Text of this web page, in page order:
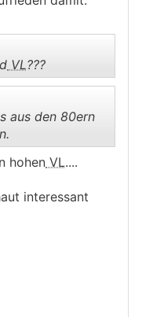
VL???
aus den 80ern
hohen VL....
interessant